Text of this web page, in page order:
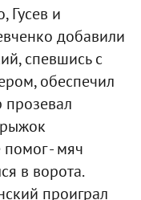
Гусев и
добавили
спевшись с
обеспечил
прозевал
- мяч
в ворота.
проиграл